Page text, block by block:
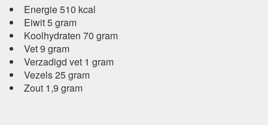
Energie 510 kcal
Eiwit 5 gram
Koolhydraten 70 gram
Vet 9 gram
Verzadigd vet 1 gram
Vezels 25 gram
Zout 1,9 gram